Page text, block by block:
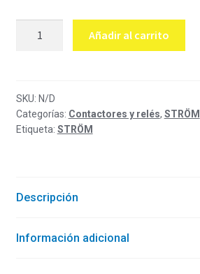
$ 75,70
Ström
cantidad
Añadir al carrito
SKU: N/D
Categorías: Contactores y relés, STRÖM
Etiqueta: STRÖM
Descripción
Información adicional